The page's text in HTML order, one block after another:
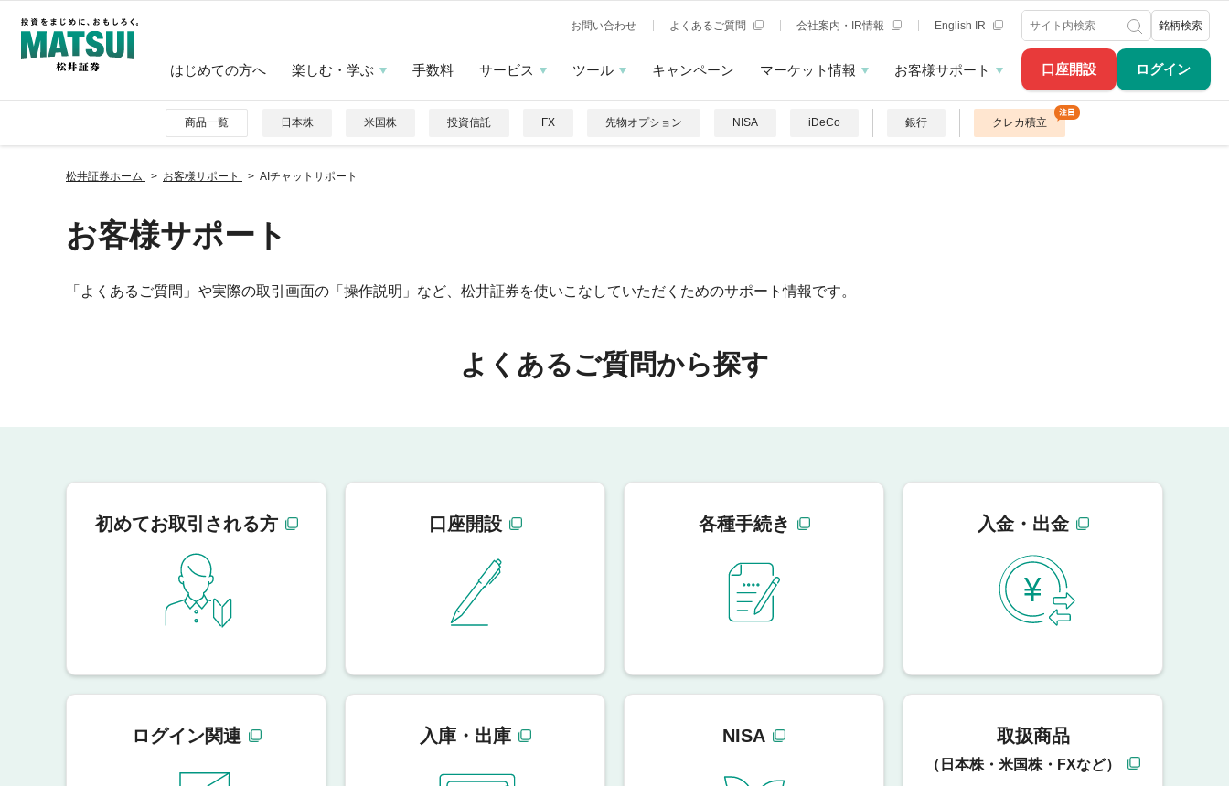
口座開設 ログイン
お問い合わせ よくあるご質問 会社案内・IR情報 English IR 銘柄検索
はじめての方へ 楽しむ・学ぶ 手数料 サービス ツール キャンペーン マーケット情報 お客様サポート
商品一覧 日本株 米国株 投資信託 FX 先物オプション NISA iDeCo 銀行 クレカ積立
松井証券ホーム お客様サポート AIチャットサポート
お客様サポート
「よくあるご質問」や実際の取引画面の「操作説明」など、松井証券を使いこなしていただくためのサポート情報です。
よくあるご質問から探す
初めてお取引される方 口座開設 各種手続き 入金・出金
ログイン関連 入庫・出庫 NISA 取扱商品
（日本株・米国株・FXなど）